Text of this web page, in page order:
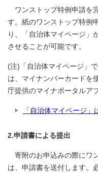
ワンストップ特例申請を
す。紙のワンストップ特例
り、「自治体マイページ」
させることが可能です。
(注)「自治体マイページ」
は、マイナンバーカードを
庁提供のマイナポータルア
「自治体マイページ」
2.申請書による提出
寄附のお申込みの際にワ
は、申請書を送付します。